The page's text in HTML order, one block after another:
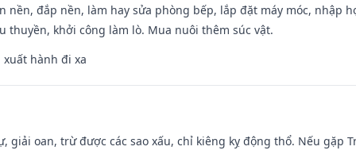
nền, đắp nền, làm hay sửa phòng bếp, lắp đặt máy móc, nhập
thuyền, khởi công làm lò. Mua nuôi thêm súc vật.
xuất hành đi xa
giải oan, trừ được các sao xấu, chỉ kiêng kỵ động thổ. Nếu gặp